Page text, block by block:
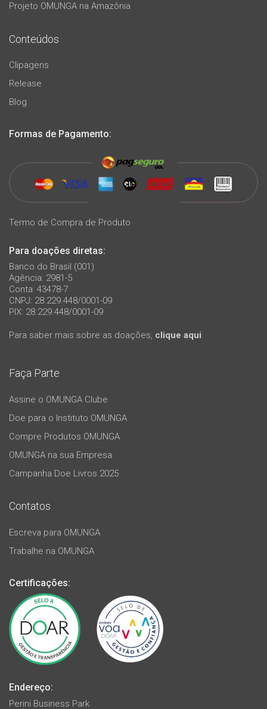
Projeto OMUNGA na Amazônia
Conteúdos
Clipagens
Release
Blog
Formas de Pagamento:
Termo de Compra de Produto
Para doações diretas:
Banco do Brasil (001)
Agência: 2981-5
Conta: 43478-7
CNPJ: 28.229.448/0001-09
PIX: 28.229.448/0001-09
Para saber mais sobre as doações, clique aqui
Faça Parte
Assine o OMUNGA Clube
Doe para o Instituto OMUNGA
Compre Produtos OMUNGA
OMUNGA na sua Empresa
Campanha Doe Livros 2025
Contatos
Escreva para OMUNGA
Trabalhe na OMUNGA
Certificações:
Endereço:
Perini Business Park